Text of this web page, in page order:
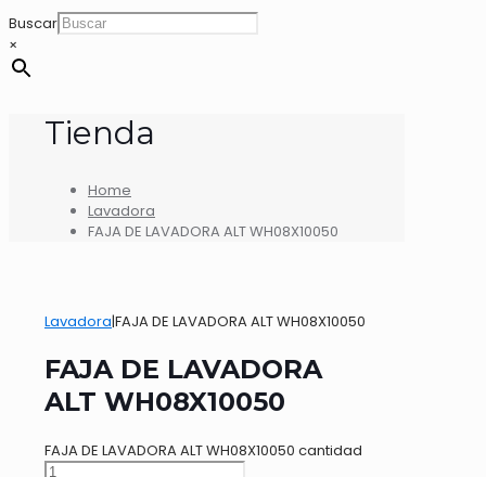
Buscar
×
Tienda
Home
Lavadora
FAJA DE LAVADORA ALT WH08X10050
Lavadora|FAJA DE LAVADORA ALT WH08X10050
FAJA DE LAVADORA
ALT WH08X10050
FAJA DE LAVADORA ALT WH08X10050 cantidad